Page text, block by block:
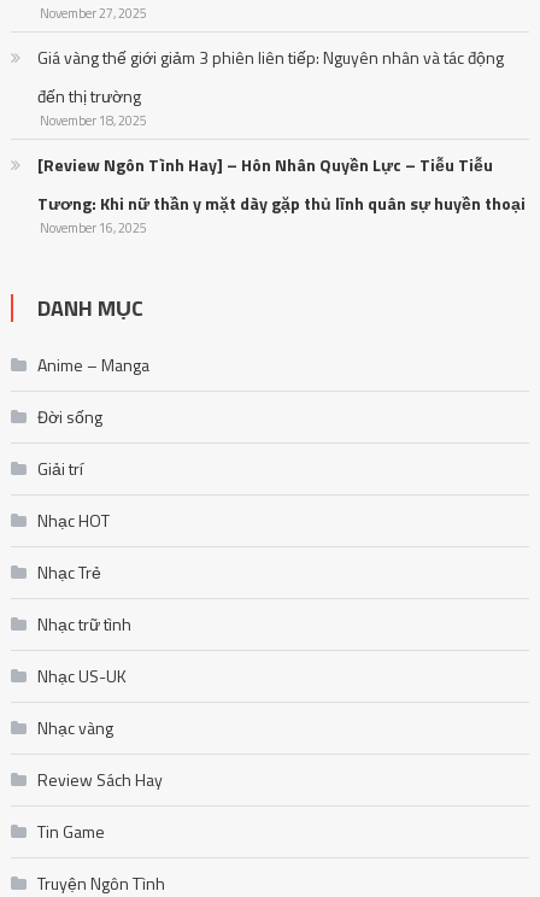
November 27, 2025
Giá vàng thế giới giảm 3 phiên liên tiếp: Nguyên nhân và tác động
đến thị trường
November 18, 2025
[Review Ngôn Tình Hay] – Hôn Nhân Quyền Lực – Tiễu Tiễu
Tương: Khi nữ thần y mặt dày gặp thủ lĩnh quân sự huyền thoại
November 16, 2025
DANH MỤC
Anime – Manga
Đời sống
Giải trí
Nhạc HOT
Nhạc Trẻ
Nhạc trữ tình
Nhạc US-UK
Nhạc vàng
Review Sách Hay
Tin Game
Truyện Ngôn Tình